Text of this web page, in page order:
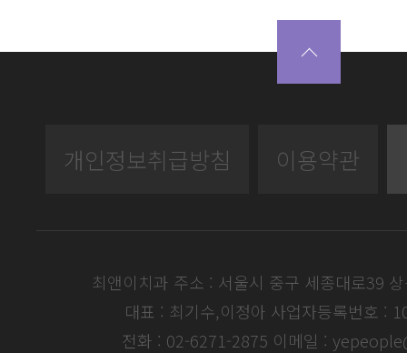
개인정보취급방침 이용약관
최앤이치과 주소 : 서울시 중구 세종대로39
대표 : 최기수,이정아 사업자등록번호 :
전화 : 02-6271-2875 이메일 :